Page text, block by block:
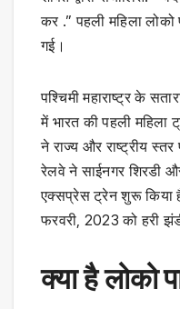
कर .” पहली महिला
गई।
पश्चिमी महाराष्ट्र के
में भारत की पहली महिला
ने राज्य और राष्ट्रीय
रेलवे ने साईनगर शिरडी और
एक्सप्रेस ट्रेन शुरू किया
फरवरी, 2023 को हरी
क्या है लोको